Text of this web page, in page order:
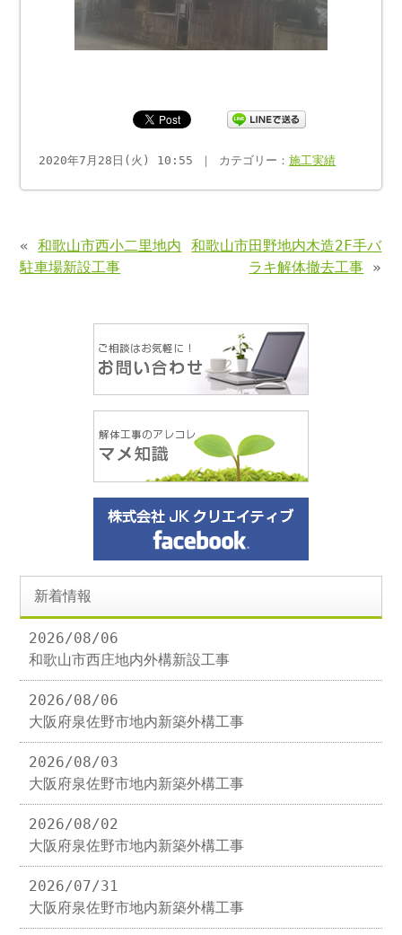
2020年7月28日(火) 10:55 ｜ カテゴリー：施工実績
«和歌山市西小二里地内
駐車場新設工事
和歌山市田野地内木造2F手バ
ラキ解体撤去工事 »
新着情報
2026/08/06
和歌山市西庄地内外構新設工事
2026/08/06
大阪府泉佐野市地内新築外構工事
2026/08/03
大阪府泉佐野市地内新築外構工事
2026/08/02
大阪府泉佐野市地内新築外構工事
2026/07/31
大阪府泉佐野市地内新築外構工事